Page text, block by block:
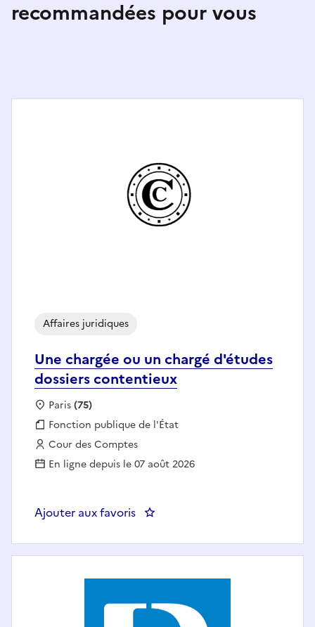
recommandées pour vous
Une chargée ou un chargé d'études
dossiers contentieux
Affaires juridiques
Localisation :
Paris(75)
Fonction publique :
Fonction publique de l'État
Employeur :
Cour des Comptes
En ligne depuis le 07 août 2026
Ajouter aux favoris : Une chargée ou un chargé